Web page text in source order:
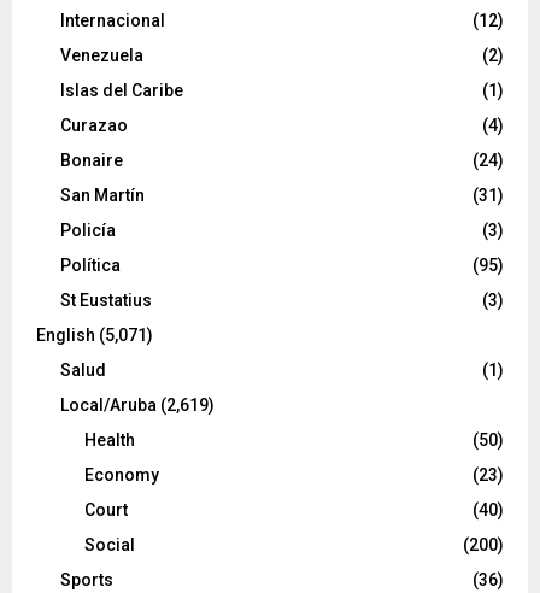
Internacional
(12)
Venezuela
(2)
Islas del Caribe
(1)
Curazao
(4)
Bonaire
(24)
San Martín
(31)
Policía
(3)
Política
(95)
St Eustatius
(3)
English (5,071)
Salud
(1)
Local/Aruba (2,619)
Health
(50)
Economy
(23)
Court
(40)
Social
(200)
Sports
(36)